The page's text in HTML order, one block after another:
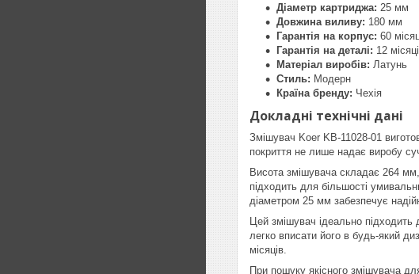
Діаметр картриджа: 25 мм
Довжина виливу: 180 мм
Гарантія на корпус: 60
Гарантія на деталі: 12
Матеріал виробів: Латунь
Стиль: Модерн
Країна бренду: Чехія
Докладні технічні дані
Змішувач Koer KB-11028-01
покриття не лише надає виробу
Висота змішувача складає 264
підходить для більшості
діаметром 25 мм забезпечує
Цей змішувач ідеально підходить
легко вписати його в будь-який
місяців.
При пошуку якісного змішувача